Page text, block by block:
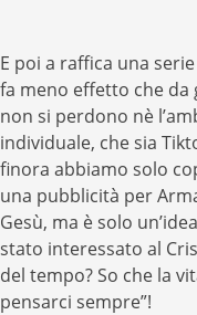
E poi a raffica una
fa meno effetto che da
non si perdono nè
individuale, che sia
finora abbiamo solo
una pubblicità per
Gesù, ma è solo
stato interessato al
del tempo? So che la
pensarci sempre”!